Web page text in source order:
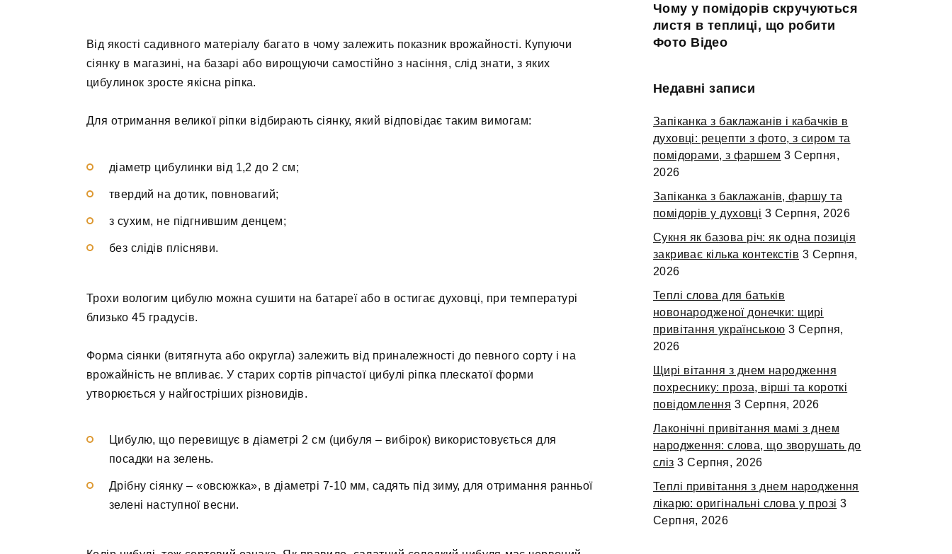
Від якості садивного матеріалу багато в чому залежить показник врожайності. Купуючи
сіянку в магазині, на базарі або вирощуючи самостійно з насіння, слід знати, з яких
цибулинок зросте якісна ріпка.
Для отримання великої ріпки відбирають сіянку, який відповідає таким вимогам:
діаметр цибулинки від 1,2 до 2 см;
твердий на дотик, повновагий;
з сухим, не підгнившим денцем;
без слідів плісняви.
Трохи вологим цибулю можна сушити на батареї або в остигає духовці, при температурі
близько 45 градусів.
Форма сіянки (витягнута або округла) залежить від приналежності до певного сорту і на
врожайність не впливає. У старих сортів ріпчастої цибулі ріпка плескатої форми
утворюється у найгостріших різновидів.
Цибулю, що перевищує в діаметрі 2 см (цибуля – вибірок) використовується для
посадки на зелень.
Дрібну сіянку – «овсюжка», в діаметрі 7-10 мм, садять під зиму, для отримання ранньої
зелені наступної весни.
Чому у помідорів скручуються
листя в теплиці, що робити
Фото Відео
Недавні записи
Запіканка з баклажанів і кабачків в
духовці: рецепти з фото, з сиром та
помідорами, з фаршем 3 Серпня,
2026
Запіканка з баклажанів, фаршу та
помідорів у духовці 3 Серпня, 2026
Сукня як базова річ: як одна позиція
закриває кілька контекстів 3 Серпня,
2026
Теплі слова для батьків
новонародженої донечки: щирі
привітання українською 3 Серпня,
2026
Щирі вітання з днем народження
похреснику: проза, вірші та короткі
повідомлення 3 Серпня, 2026
Лаконічні привітання мамі з днем
народження: слова, що зворушать до
сліз 3 Серпня, 2026
Теплі привітання з днем народження
лікарю: оригінальні слова у прозі 3
Серпня, 2026